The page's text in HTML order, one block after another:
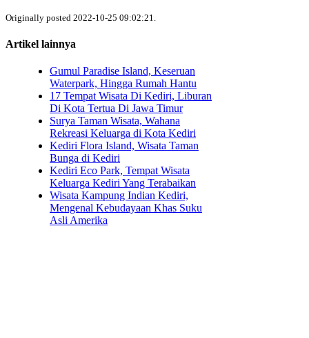
Originally posted 2022-10-25 09:02:21.
Artikel lainnya
Gumul Paradise Island, Keseruan
Waterpark, Hingga Rumah Hantu
17 Tempat Wisata Di Kediri, Liburan
Di Kota Tertua Di Jawa Timur
Surya Taman Wisata, Wahana
Rekreasi Keluarga di Kota Kediri
Kediri Flora Island, Wisata Taman
Bunga di Kediri
Kediri Eco Park, Tempat Wisata
Keluarga Kediri Yang Terabaikan
Wisata Kampung Indian Kediri,
Mengenal Kebudayaan Khas Suku
Asli Amerika